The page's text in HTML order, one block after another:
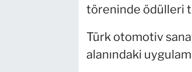
töreninde ödülleri
Türk otomotiv
alanındaki